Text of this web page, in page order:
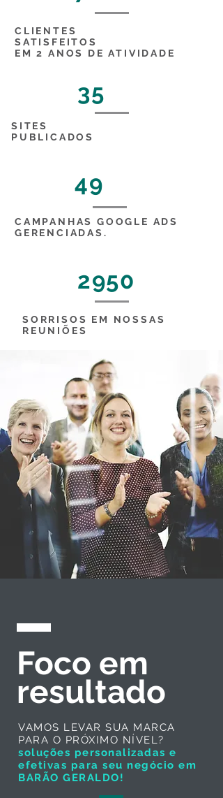
CLIENTES
SATISFEITOS
EM 2 ANOS DE ATIVIDADE
35
SITES
PUBLICADOS
49
CAMPANHAS GOOGLE ADS
GERENCIADAS.
2950
SORRISOS EM NOSSAS
REUNIÕES
Foco em
resultado
VAMOS LEVAR SUA MARCA
PARA O PRÓXIMO NÍVEL?
soluções personalizadas e
efetivas para seu negócio em
BARÃO GERALDO!